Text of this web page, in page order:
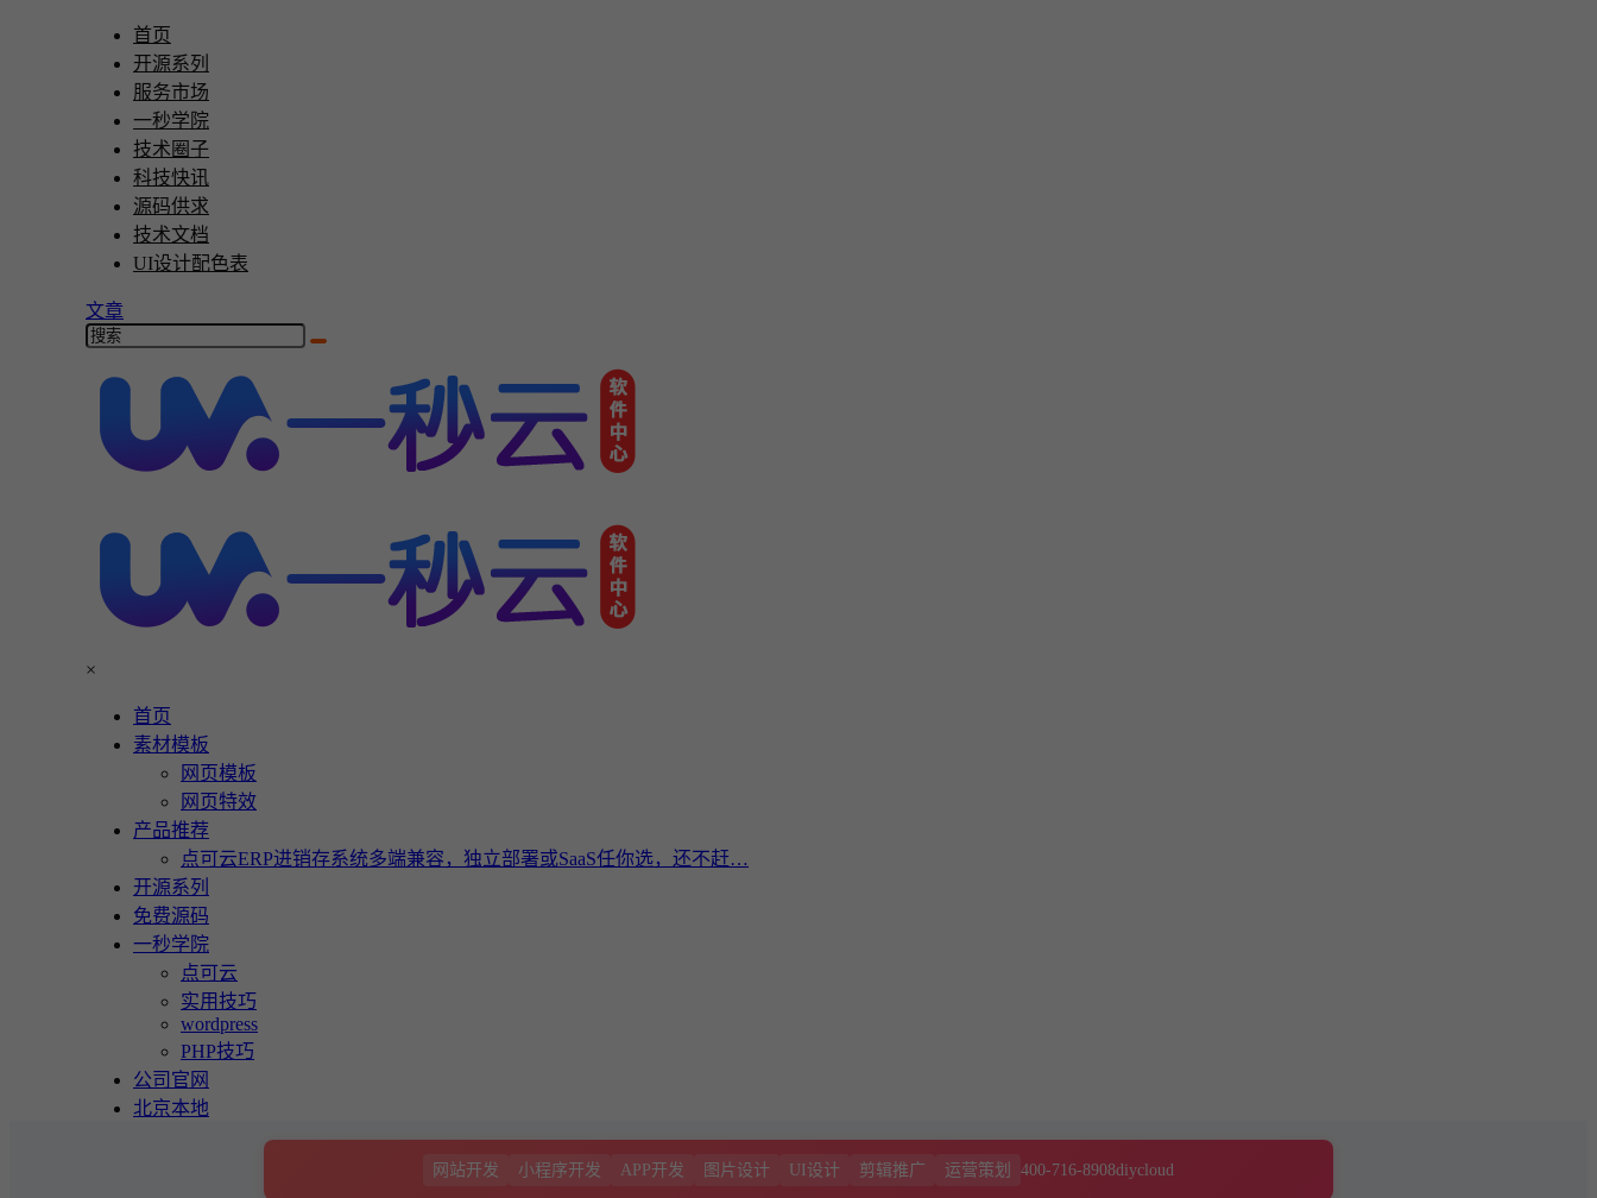
首页
开源系列
服务市场
一秒学院
技术圈子
科技快讯
源码供求
技术文档
UI设计配色表
文章
×
首页
素材模板
网页模板
网页特效
产品推荐
点可云ERP进销存系统多端兼容，独立部署或SaaS任你选，还不赶…
开源系列
免费源码
一秒学院
点可云
实用技巧
wordpress
PHP技巧
公司官网
北京本地
网站开发 小程序开发 APP开发 图片设计 UI设计 剪辑推广 运营策划 400-716-8908diycloud